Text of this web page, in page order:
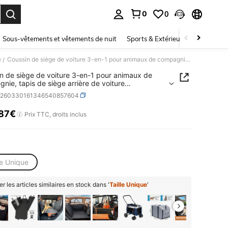
0 0
Sous-vêtements et vêtements de nuit Sports & Extérieur Enfants
/ Coussin de siège de voiture 3-en-1 pour animaux de compagnie, tapis de siège arrière de voiture multifonctionnel anti-salissure pour chiens et chats
de siège de voiture 3-en-1 pour animaux de
tapis de siège arrière de voiture
anti-salissure pour chiens et chats
AND AVAILABILITY
Prix TTC, droits inclus
Unique
les articles similaires en stock dans 'Taille Unique'